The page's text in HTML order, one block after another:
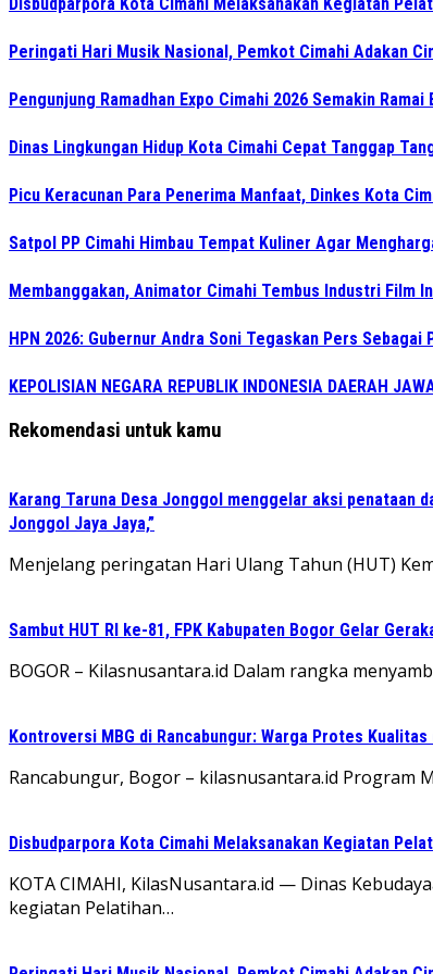
Peringati Hari Musik Nasional, Pemkot Cimahi Adakan
Pengunjung Ramadhan Expo Cimahi 2026 Semakin
Dinas Lingkungan Hidup Kota Cimahi Cepat Tanggap
Picu Keracunan Para Penerima Manfaat, Dinkes Kota
Satpol PP Cimahi Himbau Tempat Kuliner Agar
Membanggakan, Animator Cimahi Tembus Industri Film
HPN 2026: Gubernur Andra Soni Tegaskan Pers
KEPOLISIAN NEGARA REPUBLIK INDONESIA DAERAH
Rekomendasi untuk kamu
Karang Taruna Desa Jonggol menggelar aksi penataan
Jonggol Jaya Jaya,”
‎Menjelang peringatan Hari Ulang Tahun (HUT)
Sambut HUT RI ke-81, FPK Kabupaten Bogor Gelar
BOGOR – Kilasnusantara.id Dalam rangka
Kontroversi MBG di Rancabungur: Warga Protes Kualitas
Rancabungur, Bogor – kilasnusantara.id Program
Disbudparpora Kota Cimahi Melaksanakan Kegiatan
KOTA CIMAHI, KilasNusantara.id — Dinas
kegiatan Pelatihan…